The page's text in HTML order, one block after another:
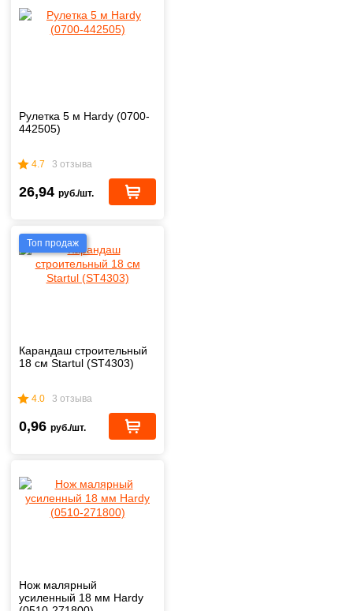
Рулетка 5 м Hardy (0700-
442505)
4.7 3 отзыва
26,94 руб./шт.
Топ продаж
Карандаш строительный
18 см Startul (ST4303)
4.0 3 отзыва
0,96 руб./шт.
Нож малярный
усиленный 18 мм Hardy